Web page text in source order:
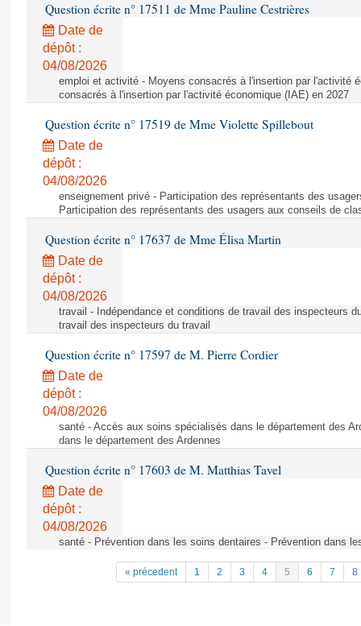
Question écrite n° 17511 de Mme Pauline Cestrières
Date de
dépôt :
04/08/2026
emploi et activité - Moyens consacrés à l'insertion par l'activité
consacrés à l'insertion par l'activité économique (IAE) en 2027
Question écrite n° 17519 de Mme Violette Spillebout
Date de
dépôt :
04/08/2026
enseignement privé - Participation des représentants des
Participation des représentants des usagers aux conseils de
Question écrite n° 17637 de Mme Élisa Martin
Date de
dépôt :
04/08/2026
travail - Indépendance et conditions de travail des inspecteurs
travail des inspecteurs du travail
Question écrite n° 17597 de M. Pierre Cordier
Date de
dépôt :
04/08/2026
santé - Accès aux soins spécialisés dans le département des
dans le département des Ardennes
Question écrite n° 17603 de M. Matthias Tavel
Date de
dépôt :
04/08/2026
santé - Prévention dans les soins dentaires - Prévention dans
« précedent 1 2 3 4 5 6 7 8